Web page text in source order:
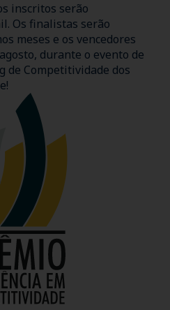
inscritos serão
Os finalistas serão
meses e os vencedores
durante o evento de
de Competitividade dos